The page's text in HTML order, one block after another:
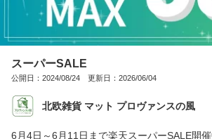
スーパーSALE
公開日：2024/08/24 更新日：2026/06/04
北欧雑貨 マット プロヴァンスの風
6月4日～6月11日まで楽天スーパーSALE開催